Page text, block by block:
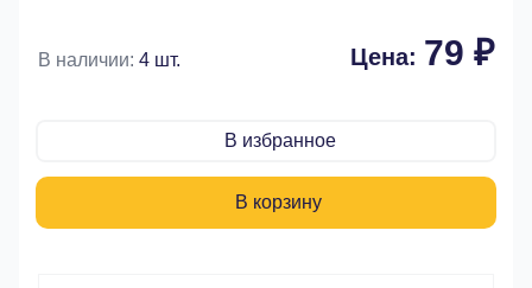
В наличии: 4 шт. Цена: 79 ₽
В избранное
В корзину